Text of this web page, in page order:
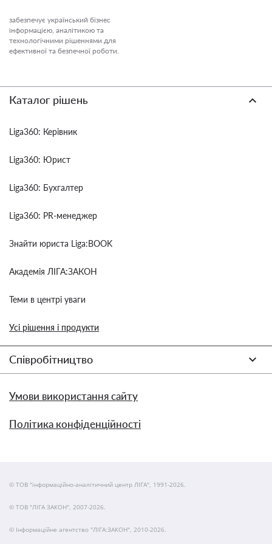
забезпечує український бізнес
інформацією, аналітикою та
технологічними рішеннями для
ефективної та безпечної роботи.
Каталог рішень
Liga360: Керівник
Liga360: Юрист
Liga360: Бухгалтер
Liga360: PR-менеджер
Знайти юриста Liga:BOOK
Академія ЛІГА:ЗАКОН
Теми в центрі уваги
Усі рішення і продукти
Співробітництво
Умови використання сайту
Політика конфіденційності
© ТОВ "інформаційно-аналітичний центр ЛІГА", 1991-2026.
© ТОВ "ЛІГА ЗАКОН", 2007-2026.
© Інформаційне агентство "ЛІГА:ЗАКОН", 2010-2026.